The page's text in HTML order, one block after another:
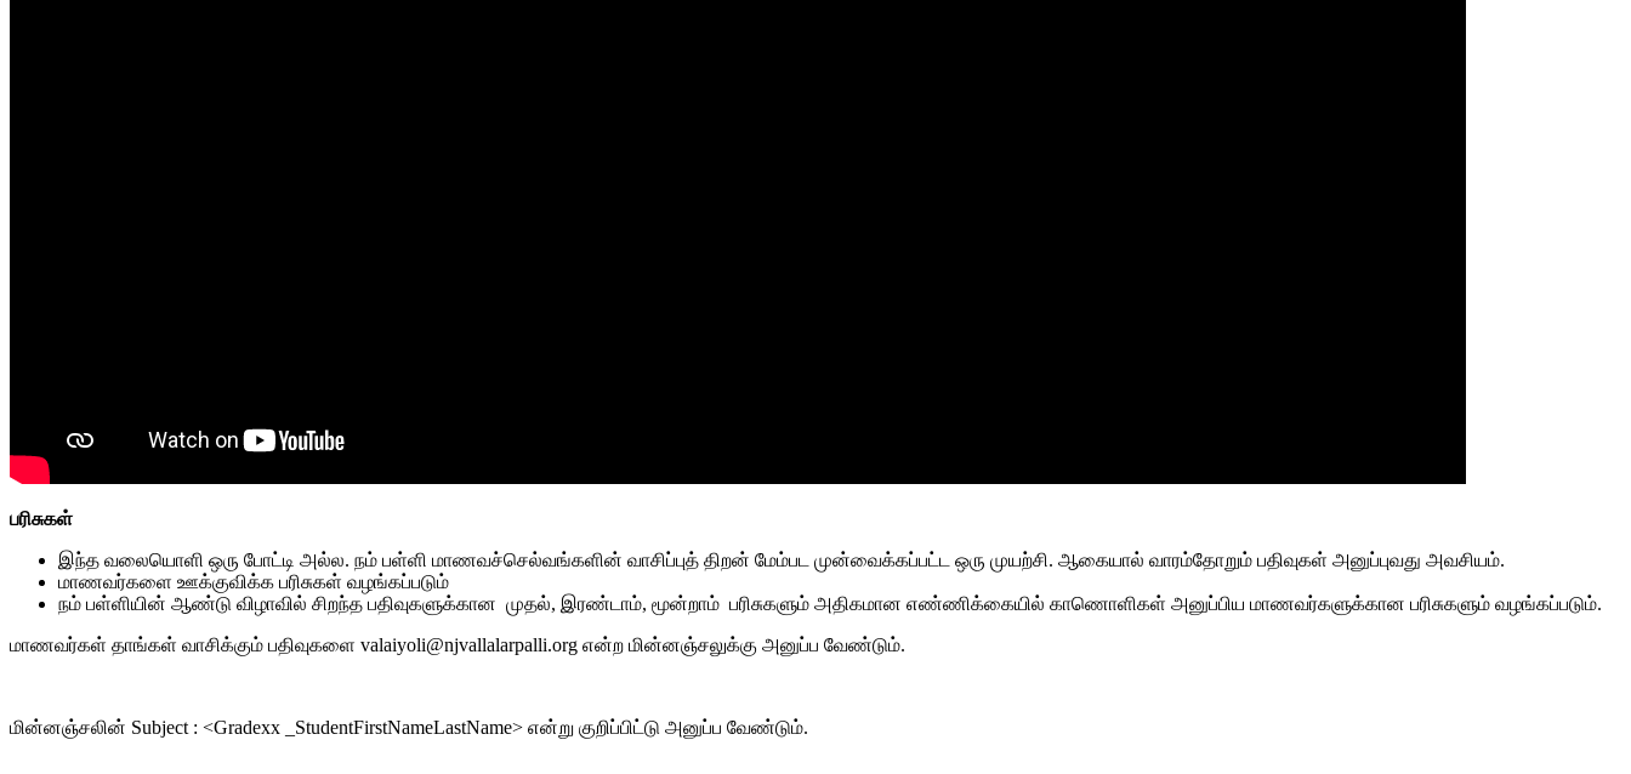
பரிசுகள்
இந்த வலையொளி ஒரு போட்டி அல்ல. நம் பள்ளி மாணவச்செல்வங்களின் வாசிப்புத் திறன் மேம்பட முன்வைக்கப்பட்ட ஒரு முயற்சி. ஆகையால் வாரம்தோறும் பதிவுகள் அனுப்புவது அவசியம்.
மாணவர்களை ஊக்குவிக்க பரிசுகள் வழங்கப்படும்
நம் பள்ளியின் ஆண்டு விழாவில் சிறந்த பதிவுகளுக்கான முதல், இரண்டாம், மூன்றாம் பரிசுகளும் அதிகமான எண்ணிக்கையில் காணொளிகள் அனுப்பிய மாணவர்களுக்கான பரிசுகளும் வழங்கப்படும்.
மாணவர்கள் தாங்கள் வாசிக்கும் பதிவுகளை valaiyoli@njvallalarpalli.org என்ற மின்னஞ்சலுக்கு அனுப்ப வேண்டும்.
மின்னஞ்சலின் Subject : <Gradexx _StudentFirstNameLastName> என்று குறிப்பிட்டு அனுப்ப வேண்டும்.